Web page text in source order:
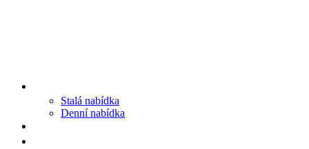
Stalá nabídka
Denní nabídka